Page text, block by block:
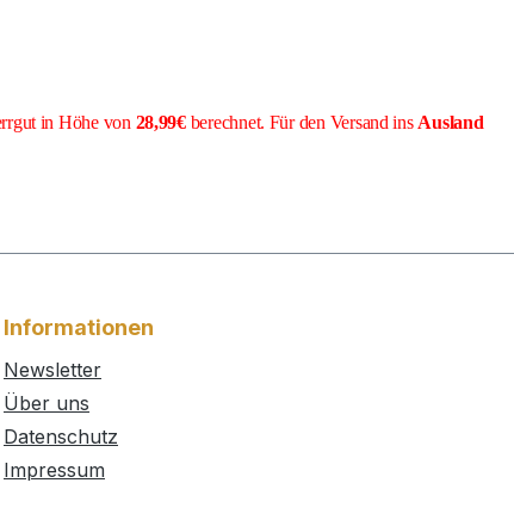
in Höhe von 28,99€berechnet. Für den Versand ins Ausland
Informationen
Newsletter
Über uns
Datenschutz
Impressum